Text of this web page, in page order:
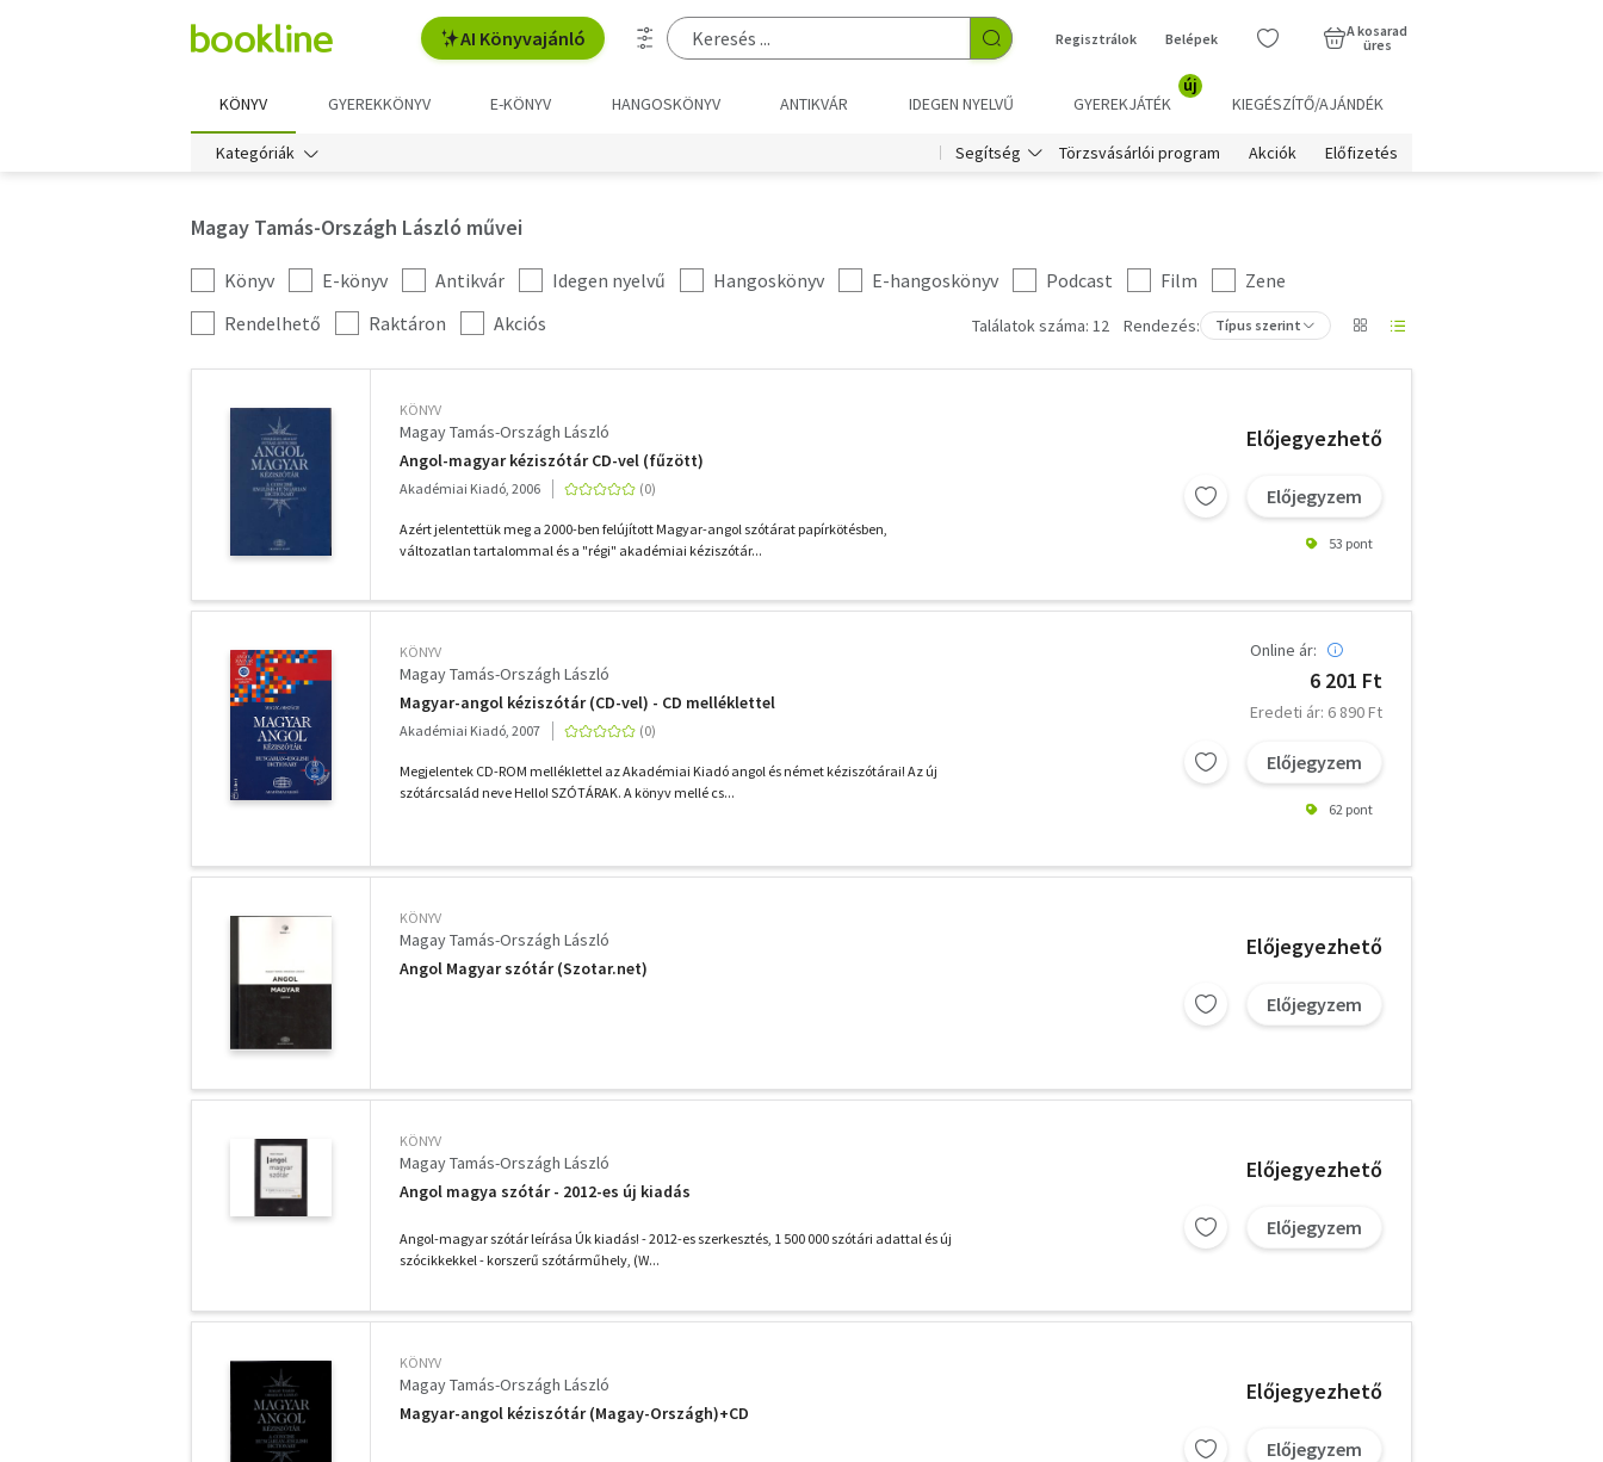
AI Könyvajánló Regisztrálok Belépek
A kosarad
üres
KÖNYV GYEREKKÖNYV E-KÖNYV HANGOSKÖNYV ANTIKVÁR IDEGEN NYELVŰ GYEREKJÁTÉK
új
KIEGÉSZÍTŐ/AJÁNDÉK
Kategóriák Segítség Törzsvásárlói program Akciók Előfizetés
Magay Tamás-Országh László művei
Kategória
szűrés
Könyv E-könyv Antikvár Idegen nyelvű Hangoskönyv E-hangoskönyv Podcast Film
Zene
További
szűrők
Rendelhető Raktáron Akciós Találatok száma: 12 Rendezés: Típus szerint
KÖNYV
Magay Tamás-Országh László
Angol-magyar kéziszótár CD-vel (fűzött)
Akadémiai Kiadó, 2006
Azért jelentettük meg a 2000-ben felújított Magyar-angol szótárat papírkötésben,
változatlan tartalommal és a "régi" akadémiai kéziszótár...
Előjegyezhető
Előjegyzem
53 pont
KÖNYV
Magay Tamás-Országh László
Magyar-angol kéziszótár (CD-vel) - CD melléklettel
Akadémiai Kiadó, 2007
Megjelentek CD-ROM melléklettel az Akadémiai Kiadó angol és német kéziszótárai! Az új
szótárcsalád neve Hello! SZÓTÁRAK. A könyv mellé cs...
Online ár:
6 201 Ft
Eredeti ár: 6 890 Ft
Előjegyzem
62 pont
KÖNYV
Magay Tamás-Országh László
Angol Magyar szótár (Szotar.net)
Előjegyezhető
Előjegyzem
KÖNYV
Magay Tamás-Országh László
Angol magya szótár - 2012-es új kiadás
Angol-magyar szótár leírása Úk kiadás! - 2012-es szerkesztés, 1 500 000 szótári adattal és új
szócikkekkel - korszerű szótárműhely, (W...
Előjegyezhető
Előjegyzem
KÖNYV
Magay Tamás-Országh László
Magyar-angol kéziszótár (Magay-Országh)+CD
Előjegyezhető
Előjegyzem